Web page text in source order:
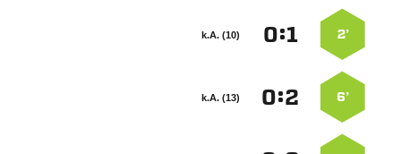
2’
:
k.A. (10)
6’
:
k.A. (13)